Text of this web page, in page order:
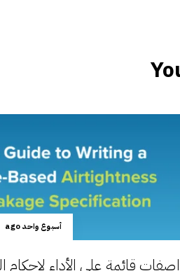
أسبوع واحد ago
قائمة على الأداء لإحكام